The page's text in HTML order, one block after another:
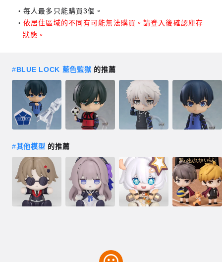
每人最多只能購買3個。
依居住區域的不同有可能無法購買。請登入後確認庫存
狀態。
#BLUE LOCK 藍色監獄 的推薦
#其他模型 的推薦